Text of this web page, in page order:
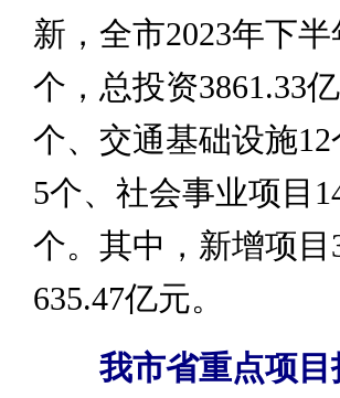
新，全市2023年下
个，总投资3861.33
个、交通基础设施
5个、社会事业项目
个。其中，新增项
635.47亿元。
我市省重点项目